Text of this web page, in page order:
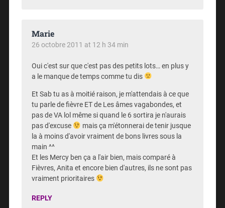
Marie
26 octobre 2011 at 12 h 34 min
Oui c'est sur que c'est pas des petits lots… en plus y
a le manque de temps comme tu dis
Et Sab tu as à moitié raison, je m'attendais à ce que
tu parle de fièvre ET de Les âmes vagabondes, et
pas de VA lol même si quand le 6 sortira je n'aurais
pas d'excuse
mais ça m'étonnerai de tenir jusque
la à moins d'avoir vraiment de bons livres sous la
main ^^
Et les Mercy ben ça a l'air bien, mais comparé à
Fièvres, Anita et encore bien d'autres, ils ne sont pas
vraiment prioritaires
REPLY